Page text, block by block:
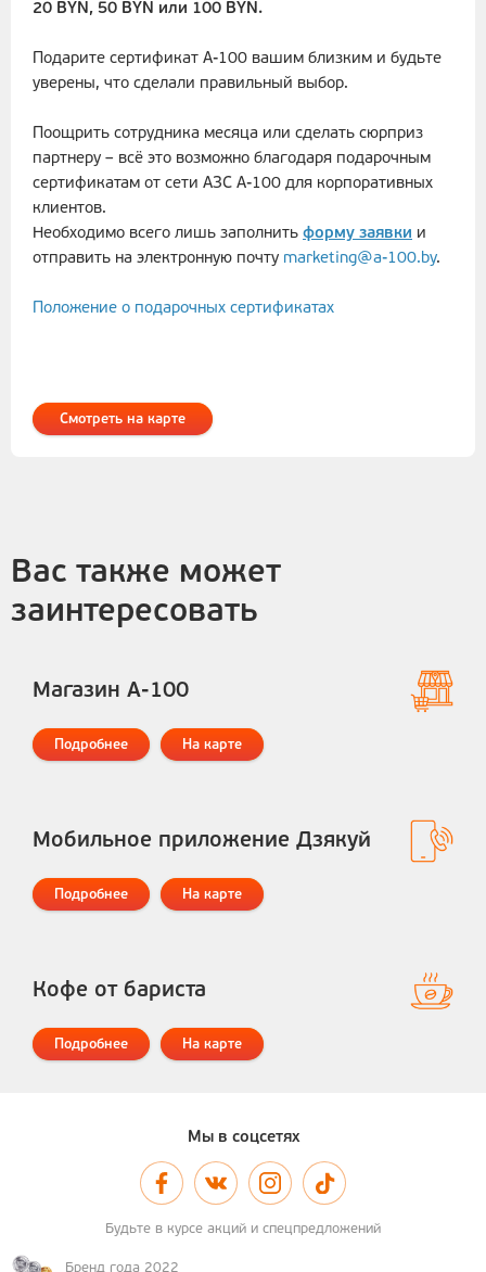
20 BYN, 50 BYN или 100 BYN.
Подарите сертификат А-100 вашим близким и будьте
уверены, что сделали правильный выбор.
Поощрить сотрудника месяца или сделать сюрприз
партнеру – всё это возможно благодаря подарочным
сертификатам от сети АЗС А-100 для корпоративных
клиентов.
Необходимо всего лишь заполнить форму заявки и
отправить на электронную почту marketing@a-100.by.
Положение о подарочных сертификатах
Смотреть на карте
Вас также может
заинтересовать
Магазин А-100
Подробнее На карте
Мобильное приложение Дзякуй
Подробнее На карте
Кофе от бариста
Подробнее На карте
Мы в соцсетях
Будьте в курсе акций и спецпредложений
Бренд года 2022